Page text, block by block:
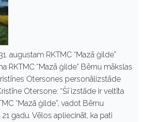
augustam RKTMC “Mazā ģilde”
RKTMC “Mazā ģilde” Bērnu mākslas
Otersones personālizstāde
Otersone: “Šī izstāde ir veltīta
“Mazā ģilde”, vadot Bērnu
gadu. Vēlos apliecināt, ka pati